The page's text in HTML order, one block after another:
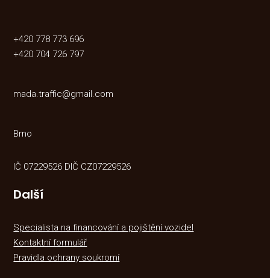
+420 778 773 696
+420 704 726 797
mada.traffic@gmail.com
Brno
IČ 07229526 DIČ CZ07229526
Další
Specialista na financování a pojištění vozidel
Kontaktní formulář
Pravidla ochrany soukromí